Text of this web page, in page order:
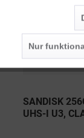
SANDISK
UHS-I U3,
Nur